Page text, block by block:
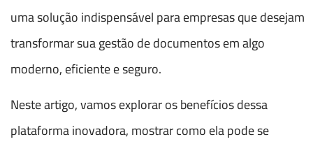
uma solução indispensável para empresas que desejam
transformar sua gestão de documentos em algo
moderno, eficiente e seguro.
Neste artigo, vamos explorar os benefícios dessa
plataforma inovadora, mostrar como ela pode se